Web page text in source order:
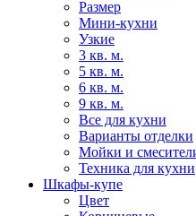
Размер
Мини-кухни
Узкие
3 кв. м.
5 кв. м.
6 кв. м.
9 кв. м.
Все для кухни
Варианты отделки
Мойки и
Техника для кухни
Шкафы-купе
Цвет